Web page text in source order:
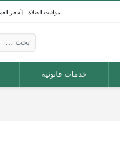
مواقيت الصلاة أسعار
البحث عن:
خدمات قانونية